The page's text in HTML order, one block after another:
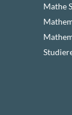
Mathe